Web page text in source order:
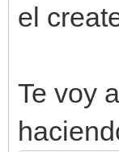
el
Te voy